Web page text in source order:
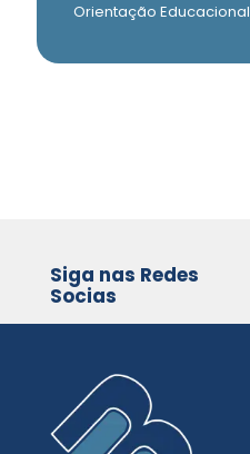
Orientação Educacional
Siga nas Redes
Socias